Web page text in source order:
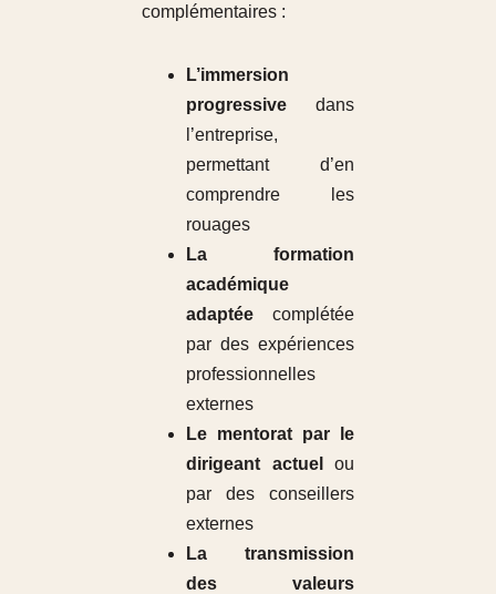
complémentaires :
L’immersion
progressivedans
l’entreprise,
permettant d’en
comprendre les
rouages
La formation
académique
adaptéecomplétée
par des expériences
professionnelles
externes
Le mentorat par le
dirigeant actuel
ou
par des conseillers
externes
La transmission
des valeurs